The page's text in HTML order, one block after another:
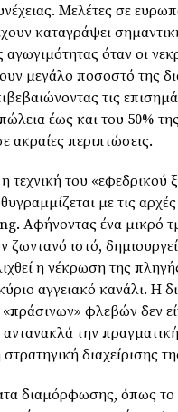
Μελέτες σε
καταγράψει
αγωγιμότητας όταν οι
μεγάλο ποσοστό της
τις
έως και του 50%
ακραίες περιπτώσεις.
τεχνική του «εφεδρικού
με τις
Αφήνοντας ένα μικρό
ζωντανό ιστό,
η νέκρωση της
αγγειακό κανάλι. Η
φλεβών δεν
αντανακλά την
διαχείρισης
διαμόρφωσης, όπως το